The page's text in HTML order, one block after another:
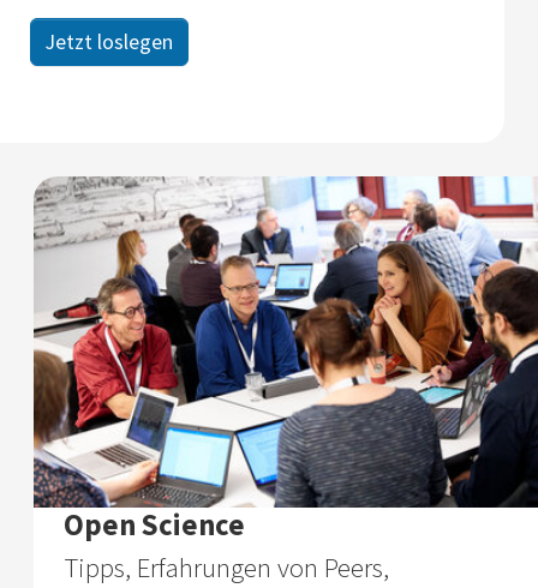
Jetzt loslegen
Open Science
Tipps, Erfahrungen von Peers,